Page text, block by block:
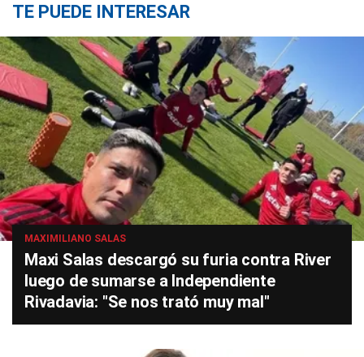
TE PUEDE INTERESAR
MAXIMILIANO SALAS
Maxi Salas descargó su furia contra River
luego de sumarse a Independiente
Rivadavia: "Se nos trató muy mal"